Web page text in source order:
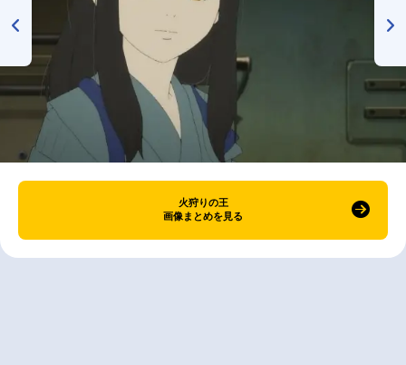
火狩りの王
画像まとめを見る